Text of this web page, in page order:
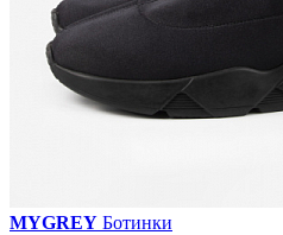
MYGREY Ботинки